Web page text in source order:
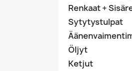
Renkaat +
Sytytystulpat
Öljyt
Ketjut